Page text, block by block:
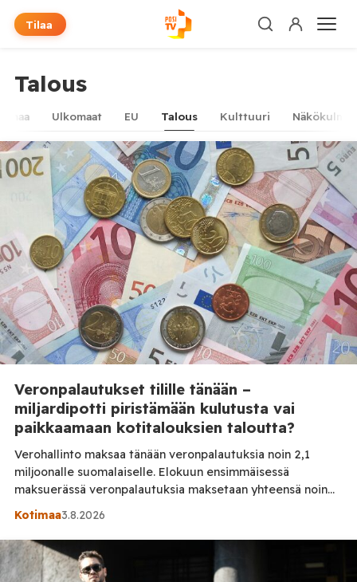
Tilaa
Talous
Ulkomaat EU Talous Kulttuuri Näkökulma
Veronpalautukset tilille tänään –
miljardipotti piristämään kulutusta vai
paikkaamaan kotitalouksien taloutta?
Verohallinto maksaa tänään veronpalautuksia noin 2,1
miljoonalle suomalaiselle. Elokuun ensimmäisessä
maksuerässä veronpalautuksia maksetaan yhteensä noin
1,1 miljardia euroa. Miljardiluokan rahavirta voi näkyä
pohtimaan, mihin ylimääräinen raha käytetään.
Kotitalouksien taloudessa näkyvät edelleen viime vuosien
hintojen nousun ja korkojen nousun vaikutukset. Inflaatio
Kotimaa3.8.2026